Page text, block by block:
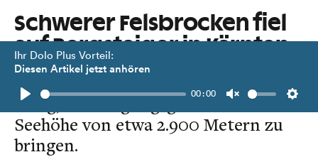
Ihr Dolo Plus Vorteil:
Diesen Artikel jetzt anhören
Play
00:00
Unmute
Schwerer Felsbrocken fiel
auf Bergsteiger in Kärnten
Mehrere Hubschrauberflüge waren
nötig, um Bergungsgerät auf eine
Seehöhe von etwa 2.900 Metern zu
bringen.